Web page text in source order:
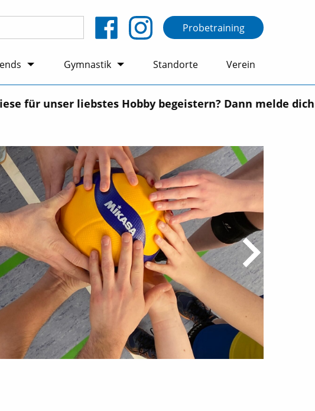
Probetraining
Gymnastik Standorte Verein
unser liebstes Hobby begeistern? Dann melde dich